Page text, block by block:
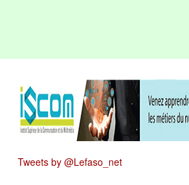
Tweets by @Lefaso_net